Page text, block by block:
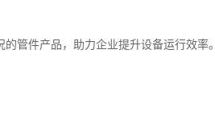
管件产品，助力企业提升设备运行效率。